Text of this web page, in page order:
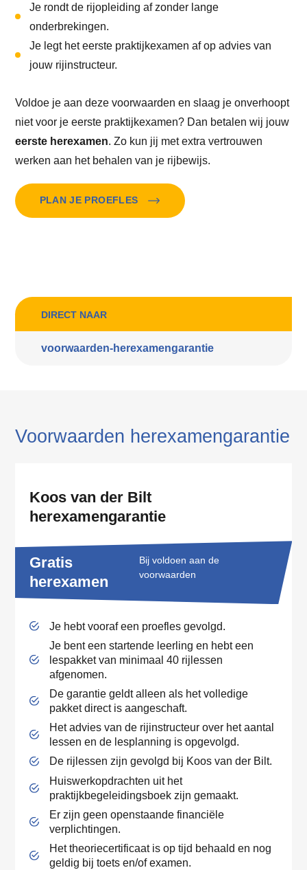
Je rondt de rijopleiding af zonder lange
onderbrekingen.
Je legt het eerste praktijkexamen af op advies van
jouw rijinstructeur.
Voldoe je aan deze voorwaarden en slaag je onverhoopt
niet voor je eerste praktijkexamen? Dan betalen wij jouw
eerste herexamen. Zo kun jij met extra vertrouwen
werken aan het behalen van je rijbewijs.
PLAN JE PROEFLES
DIRECT NAAR
voorwaarden-herexamengarantie
Voorwaarden herexamengarantie
Koos van der Bilt
herexamengarantie
Gratis
herexamen
Bij voldoen aan de
voorwaarden
Je hebt vooraf een proefles gevolgd.
Je bent een startende leerling en hebt een
lespakket van minimaal 40 rijlessen
afgenomen.
De garantie geldt alleen als het volledige
pakket direct is aangeschaft.
Het advies van de rijinstructeur over het aantal
lessen en de lesplanning is opgevolgd.
De rijlessen zijn gevolgd bij Koos van der Bilt.
Huiswerkopdrachten uit het
praktijkbegeleidingsboek zijn gemaakt.
Er zijn geen openstaande financiële
verplichtingen.
Het theoriecertificaat is op tijd behaald en nog
geldig bij toets en/of examen.